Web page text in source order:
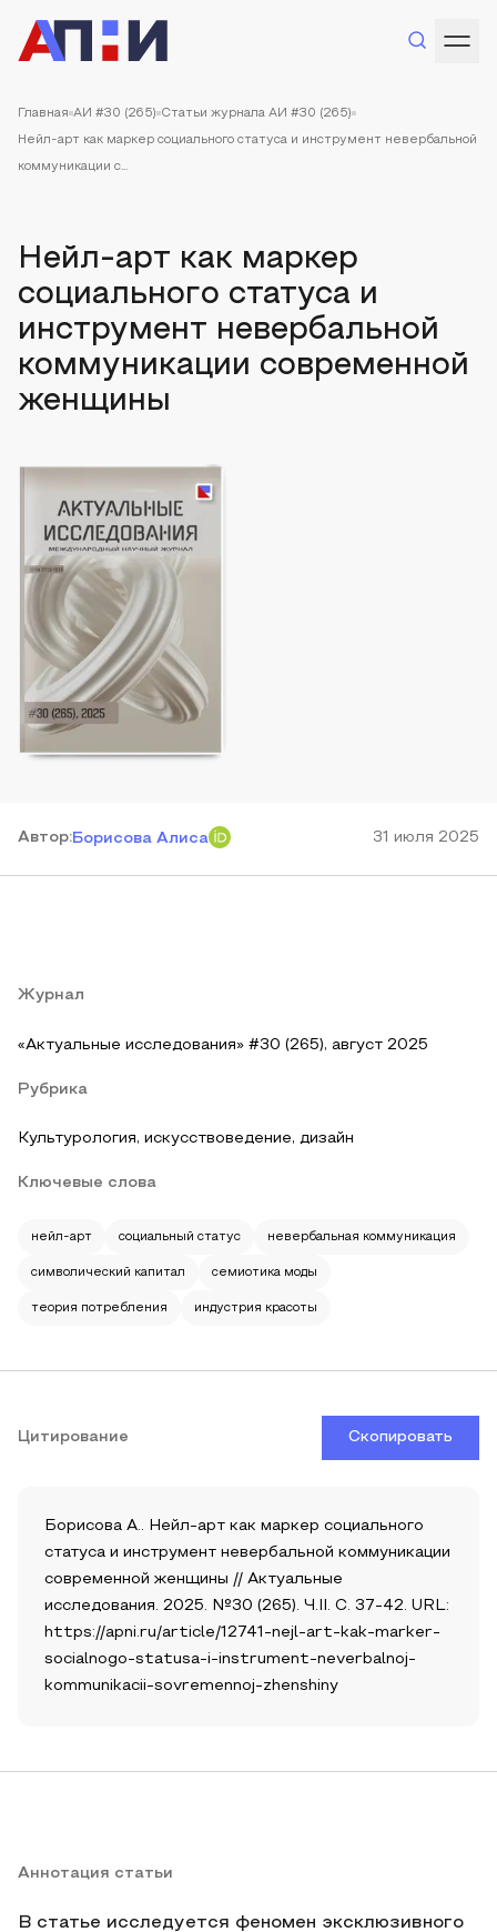
Главная АИ #30 (265) Статьи журнала АИ #30 (265)
Нейл-арт как маркер социального статуса и инструмент невербальной
коммуникации с...
Нейл-арт как маркер
социального статуса и
инструмент невербальной
коммуникации современной
женщины
Автор:Борисова Алиса 31 июля 2025
Журнал
«Актуальные исследования» #30 (265), август 2025
Рубрика
Культурология, искусствоведение, дизайн
Ключевые слова
нейл-арт социальный статус невербальная коммуникация
символический капитал семиотика моды
теория потребления индустрия красоты
Цитирование Скопировать
Борисова А.. Нейл-арт как маркер социального
статуса и инструмент невербальной коммуникации
современной женщины // Актуальные
исследования. 2025. №30 (265). Ч.II. С. 37-42. URL:
https://apni.ru/article/12741-nejl-art-kak-marker-
socialnogo-statusa-i-instrument-neverbalnoj-
kommunikacii-sovremennoj-zhenshiny
Аннотация статьи
В статье исследуется феномен эксклюзивного